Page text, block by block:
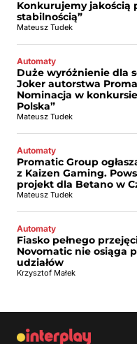
Konkurujemy jakością
stabilnością”
Mateusz Tudek
Automaty
Duże wyróżnienie dla
Joker autorstwa
Nominacja w konkursie
Polska”
Mateusz Tudek
Automaty
Promatic Group
z Kaizen Gaming.
projekt dla Betano w
Mateusz Tudek
Automaty
Fiasko pełnego
Novomatic nie osiąga
udziałów
Krzysztof Małek